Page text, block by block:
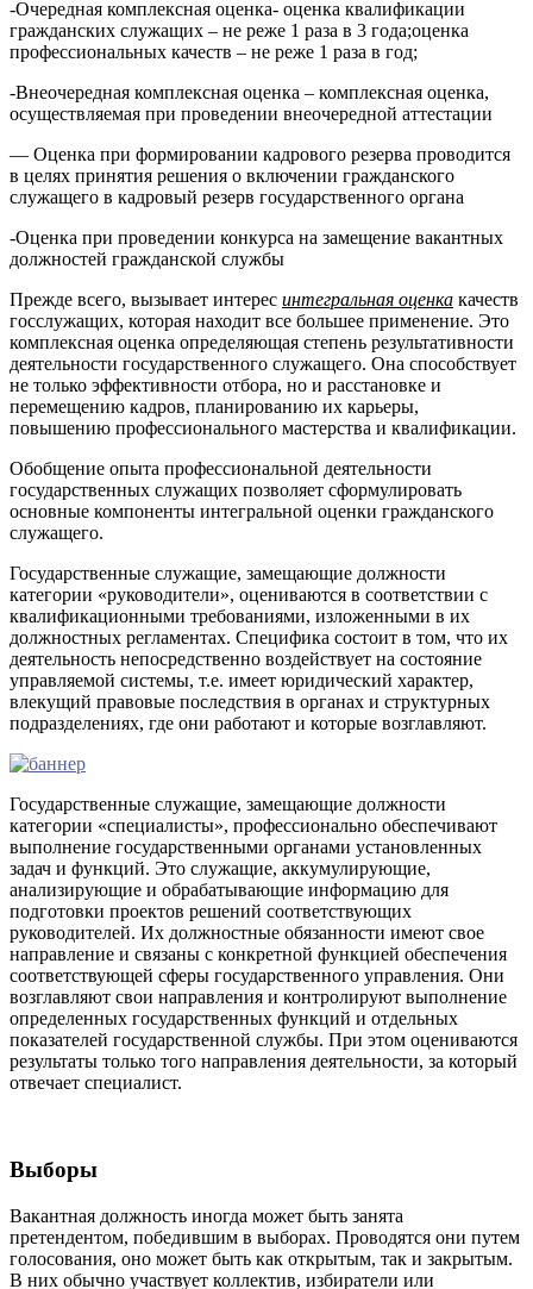
-Очередная комплексная оценка- оценка квалификации
гражданских служащих – не реже 1 раза в 3 года;оценка
профессиональных качеств – не реже 1 раза в год;
-Внеочередная комплексная оценка – комплексная оценка,
осуществляемая при проведении внеочередной аттестации
— Оценка при формировании кадрового резерва проводится
в целях принятия решения о включении гражданского
служащего в кадровый резерв государственного органа
-Оценка при проведении конкурса на замещение вакантных
должностей гражданской службы
Прежде всего, вызывает интерес интегральная оценка качеств
госслужащих, которая находит все большее применение. Это
комплексная оценка определяющая степень результативности
деятельности государственного служащего. Она способствует
не только эффективности отбора, но и расстановке и
перемещению кадров, планированию их карьеры,
повышению профессионального мастерства и квалификации.
Обобщение опыта профессиональной деятельности
государственных служащих позволяет сформулировать
основные компоненты интегральной оценки гражданского
служащего.
Государственные служащие, замещающие должности
категории «руководители», оцениваются в соответствии с
квалификационными требованиями, изложенными в их
должностных регламентах. Специфика состоит в том, что их
деятельность непосредственно воздействует на состояние
управляемой системы, т.е. имеет юридический характер,
влекущий правовые последствия в органах и структурных
подразделениях, где они работают и которые возглавляют.
Государственные служащие, замещающие должности
категории «специалисты», профессионально обеспечивают
выполнение государственными органами установленных
задач и функций. Это служащие, аккумулирующие,
анализирующие и обрабатывающие информацию для
подготовки проектов решений соответствующих
руководителей. Их должностные обязанности имеют свое
направление и связаны с конкретной функцией обеспечения
соответствующей сферы государственного управления. Они
возглавляют свои направления и контролируют выполнение
определенных государственных функций и отдельных
показателей государственной службы. При этом оцениваются
результаты только того направления деятельности, за который
отвечает специалист.
Выборы
Вакантная должность иногда может быть занята
претендентом, победившим в выборах. Проводятся они путем
голосования, оно может быть как открытым, так и закрытым.
В них обычно участвует коллектив, избиратели или